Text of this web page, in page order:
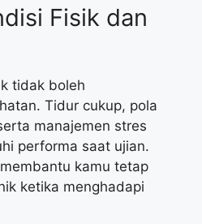
Fisik dan
tidak boleh
Tidur cukup, pola
manajemen stres
performa saat ujian.
kamu tetap
ketika menghadapi